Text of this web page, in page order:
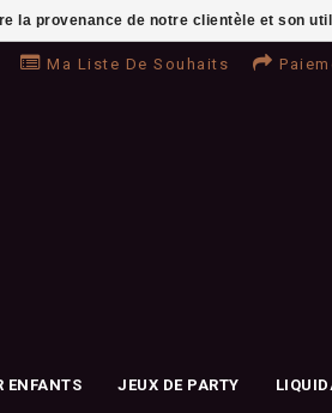
Ma Liste De Souhaits
ENFANTS JEUX DE PARTY
la provenance de notre clientèle et son